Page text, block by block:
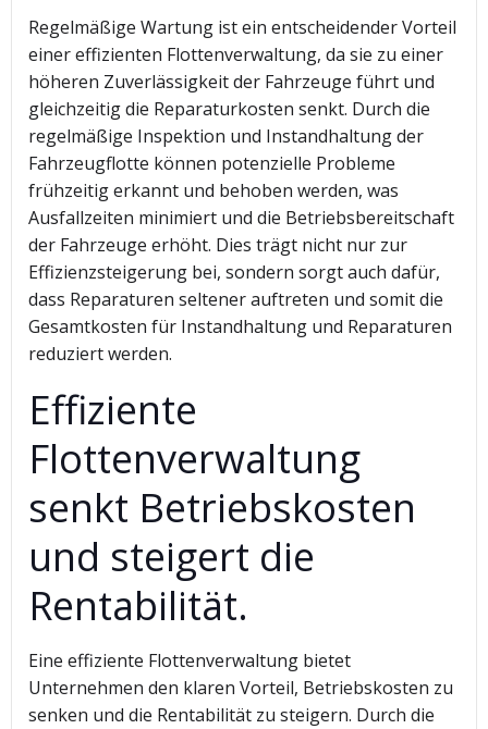
Regelmäßige Wartung ist ein entscheidender Vorteil
einer effizienten Flottenverwaltung, da sie zu einer
höheren Zuverlässigkeit der Fahrzeuge führt und
gleichzeitig die Reparaturkosten senkt. Durch die
regelmäßige Inspektion und Instandhaltung der
Fahrzeugflotte können potenzielle Probleme
frühzeitig erkannt und behoben werden, was
Ausfallzeiten minimiert und die Betriebsbereitschaft
der Fahrzeuge erhöht. Dies trägt nicht nur zur
Effizienzsteigerung bei, sondern sorgt auch dafür,
dass Reparaturen seltener auftreten und somit die
Gesamtkosten für Instandhaltung und Reparaturen
reduziert werden.
Effiziente
Flottenverwaltung
senkt Betriebskosten
und steigert die
Rentabilität.
Eine effiziente Flottenverwaltung bietet
Unternehmen den klaren Vorteil, Betriebskosten zu
senken und die Rentabilität zu steigern. Durch die